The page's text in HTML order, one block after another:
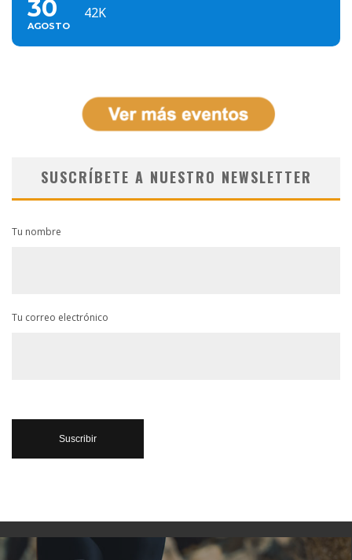
30
AGOSTO
42K
SUSCRÍBETE A NUESTRO NEWSLETTER
Tu nombre
Tu correo electrónico